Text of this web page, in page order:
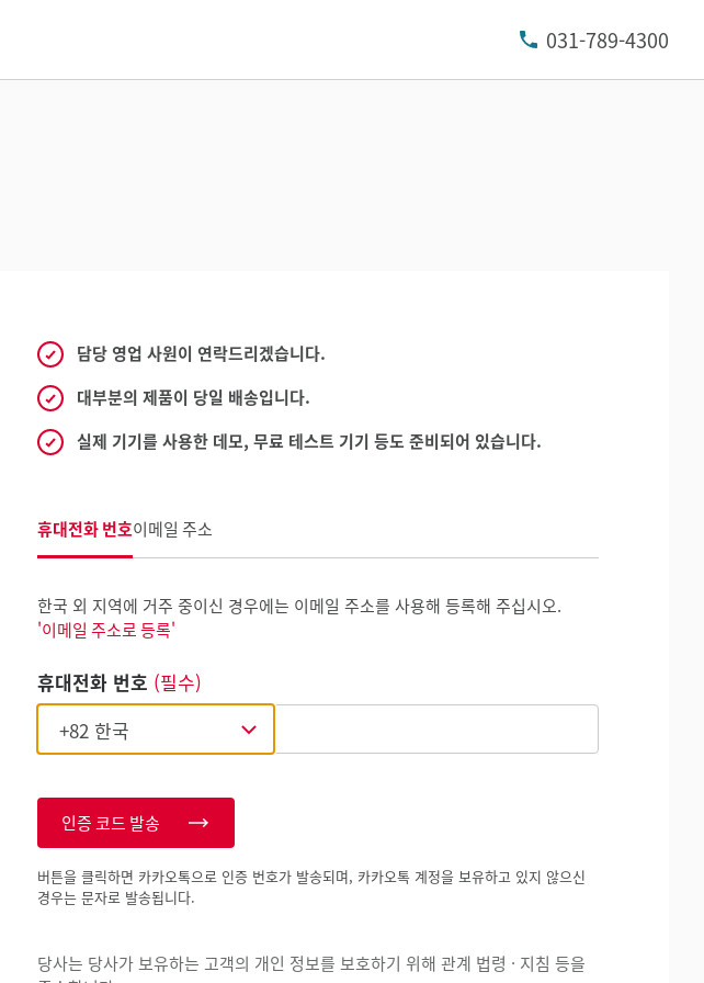
031-789-4300
담당 영업 사원이 연락드리겠습니다.
대부분의 제품이 당일 배송입니다.
실제 기기를 사용한 데모, 무료 테스트 기기 등도 준비되어 있습니다.
휴대전화 번호이메일 주소
한국 외 지역에 거주 중이신 경우에는 이메일 주소를 사용해 등록해 주십시오.
'이메일 주소로 등록'
휴대전화 번호 (필수)
인증 코드 발송
버튼을 클릭하면 카카오톡으로 인증 번호가 발송되며, 카카오톡 계정을 보유하고 있지 않으신
경우는 문자로 발송됩니다.
당사는 당사가 보유하는 고객의 개인 정보를 보호하기 위해 관계 법령 · 지침 등을